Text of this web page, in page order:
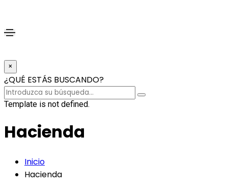
×
¿QUÉ ESTÁS BUSCANDO?
Template is not defined.
Hacienda
Inicio
Hacienda